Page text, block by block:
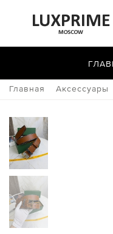
Главная Аксессуары